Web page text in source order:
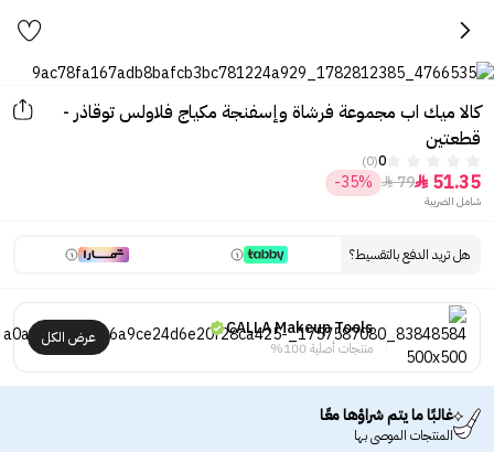
كالا ميك اب مجموعة فرشاة وإسفنجة مكياج فلاولس توقاذر -
قطعتين
0
(0)
51.35

79

-35%
شامل الضريبة
هل تريد الدفع بالتقسيط؟
CALLA Makeup Tools
منتجات أصلية 100%
عرض الكل
غالبًا ما يتم شراؤها معًا
المنتجات الموصى بها